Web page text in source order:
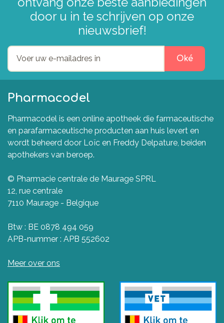
door u in te schrijven op onze
nieuwsbrief!
Oké
Pharmacodel
Pharmacodel is een online apotheek die farmaceutische
en parafarmaceutische producten aan huis levert en
wordt beheerd door Loïc en Freddy Delpature, beiden
apothekers van beroep.
© Pharmacie centrale de Maurage SPRL
12, rue centrale
7110 Maurage - Belgique
Btw : BE 0878 494 059
APB-nummer : APB 552602
Meer over ons